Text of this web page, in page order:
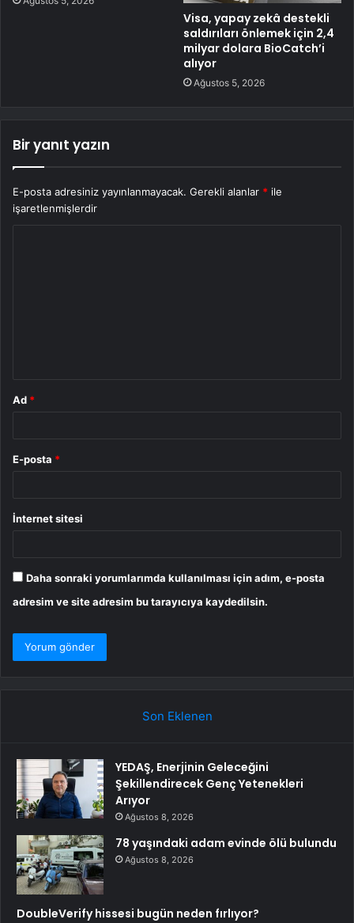
Visa, yapay zekâ destekli
saldırıları önlemek için 2,4
milyar dolara BioCatch’i
alıyor
Ağustos 5, 2026
Bir yanıt yazın
E-posta adresiniz yayınlanmayacak. Gerekli alanlar * ile
işaretlenmişlerdir
Ad *
E-posta *
İnternet sitesi
Daha sonraki yorumlarımda kullanılması için adım, e-posta
adresim ve site adresim bu tarayıcıya kaydedilsin.
Son Eklenen
YEDAŞ, Enerjinin Geleceğini
Şekillendirecek Genç Yetenekleri
Arıyor
Ağustos 8, 2026
78 yaşındaki adam evinde ölü bulundu
Ağustos 8, 2026
DoubleVerify hissesi bugün neden fırlıyor?